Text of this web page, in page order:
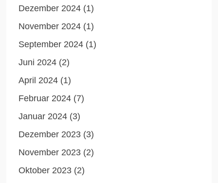
Dezember 2024 (1)
November 2024 (1)
September 2024 (1)
Juni 2024 (2)
April 2024 (1)
Februar 2024 (7)
Januar 2024 (3)
Dezember 2023 (3)
November 2023 (2)
Oktober 2023 (2)